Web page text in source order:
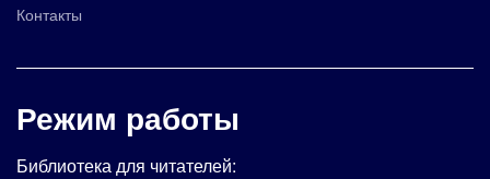
Контакты
Режим работы
Библиотека для читателей: